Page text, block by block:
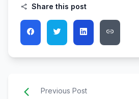
Share this post
Previous Post